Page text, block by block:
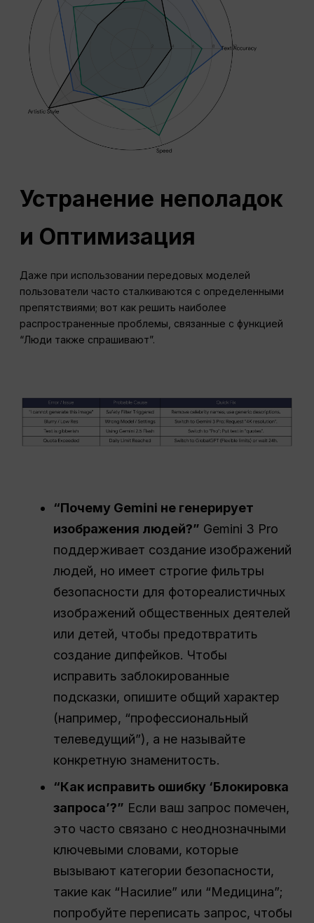
Устранение неполадок
и Оптимизация
Даже при использовании передовых моделей
пользователи часто сталкиваются с определенными
препятствиями; вот как решить наиболее
распространенные проблемы, связанные с функцией
“Люди также спрашивают”.
“Почему Gemini не генерирует
изображения людей?” Gemini 3 Pro
поддерживает создание изображений
людей, но имеет строгие фильтры
безопасности для фотореалистичных
изображений общественных деятелей
или детей, чтобы предотвратить
создание дипфейков. Чтобы
исправить заблокированные
подсказки, опишите общий характер
(например, “профессиональный
телеведущий”), а не называйте
конкретную знаменитость.
“Как исправить ошибку ‘Блокировка
запроса’?” Если ваш запрос помечен,
это часто связано с неоднозначными
ключевыми словами, которые
вызывают категории безопасности,
такие как “Насилие” или “Медицина”;
попробуйте переписать запрос, чтобы